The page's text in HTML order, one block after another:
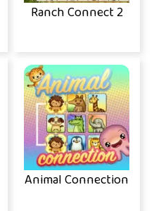
Ranch Connect 2
Animal Connection